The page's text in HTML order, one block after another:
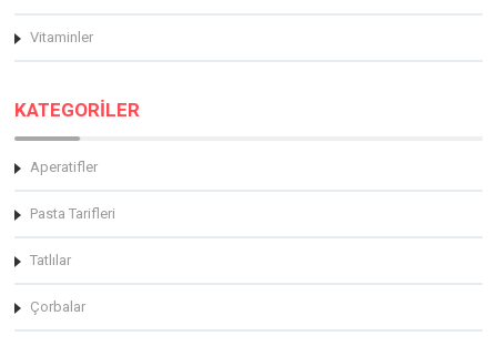
Vitaminler
KATEGORİLER
Aperatifler
Pasta Tarifleri
Tatlılar
Çorbalar